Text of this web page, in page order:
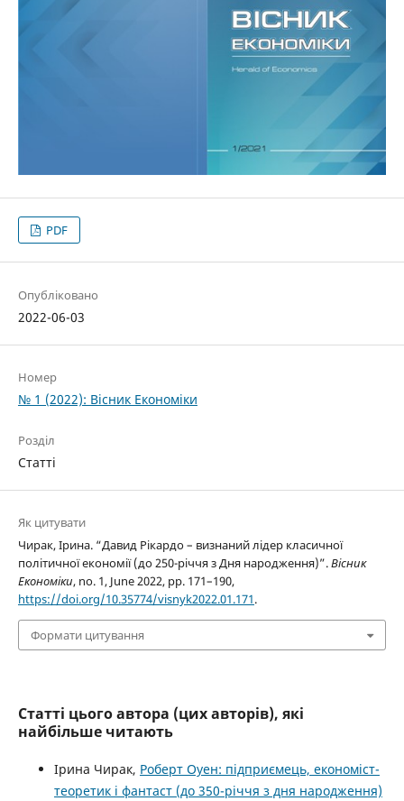
PDF
Опубліковано
2022-06-03
Номер
№ 1 (2022): Вісник Економіки
Розділ
Статті
Як цитувати
Чирак, Ірина. “Давид Рікардо – визнаний лідер класичної
політичної економії (до 250-річчя з Дня народження)”.Вісник
Економіки, no. 1, June 2022, pp. 171–190,
https://doi.org/10.35774/visnyk2022.01.171.
Формати цитування
Статті цього автора (цих авторів), які
найбільше читають
Ірина Чирак, Роберт Оуен: підприємець, економіст-
теоретик і фантаст (до 350-річчя з дня народження)